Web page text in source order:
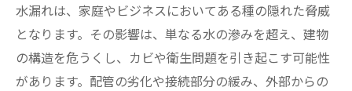
水漏れは、家庭やビジネスにおいてある種の隠れた脅威
となります。その影響は、単なる水の滲みを超え、建物
の構造を危うくし、カビや衛生問題を引き起こす可能性
があります。配管の劣化や接続部分の緩み、外部からの